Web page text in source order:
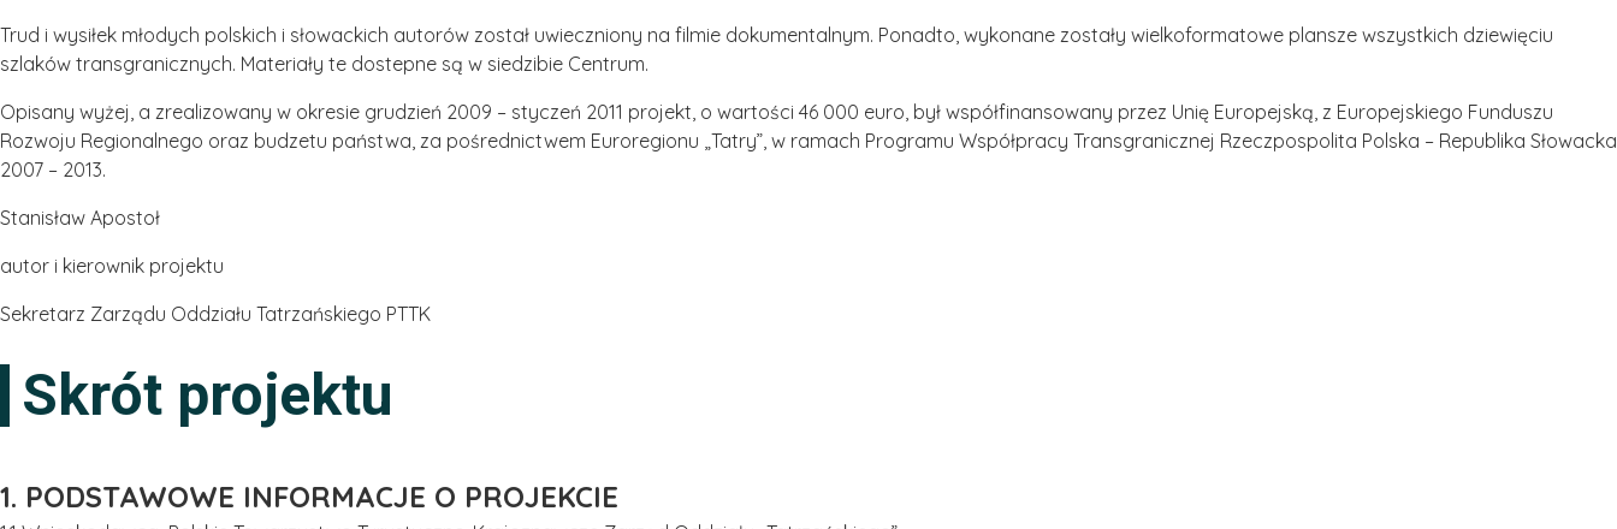
Trud i wysiłek młodych polskich i słowackich autorów został uwieczniony na filmie dokumentalnym. Ponadto, wykonane zostały wielkoformatowe plansze wszystkich dziewięciu
szlaków transgranicznych. Materiały te dostepne są w siedzibie Centrum.
Opisany wyżej, a zrealizowany w okresie grudzień 2009 – styczeń 2011 projekt, o wartości 46 000 euro, był współfinansowany przez Unię Europejską, z Europejskiego Funduszu
Rozwoju Regionalnego oraz budzetu państwa, za pośrednictwem Euroregionu „Tatry”, w ramach Programu Współpracy Transgranicznej Rzeczpospolita Polska – Republika Słowacka
2007 – 2013.
Stanisław Apostoł
autor i kierownik projektu
Sekretarz Zarządu Oddziału Tatrzańskiego PTTK
Skrót projektu
1. PODSTAWOWE INFORMACJE O PROJEKCIE